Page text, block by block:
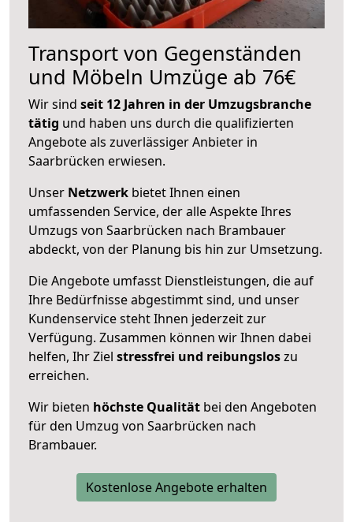
Transport von Gegenständen
und Möbeln Umzüge ab 76€
Wir sind seit 12 Jahren in der Umzugsbranche
tätig und haben uns durch die qualifizierten
Angebote als zuverlässiger Anbieter in
Saarbrücken erwiesen.
Unser Netzwerk bietet Ihnen einen
umfassenden Service, der alle Aspekte Ihres
Umzugs von Saarbrücken nach Brambauer
abdeckt, von der Planung bis hin zur Umsetzung.
Die Angebote umfasst Dienstleistungen, die auf
Ihre Bedürfnisse abgestimmt sind, und unser
Kundenservice steht Ihnen jederzeit zur
Verfügung. Zusammen können wir Ihnen dabei
helfen, Ihr Ziel stressfrei und reibungsloszu
erreichen.
Wir bieten höchste Qualität bei den Angeboten
für den Umzug von Saarbrücken nach
Brambauer.
Kostenlose Angebote erhalten